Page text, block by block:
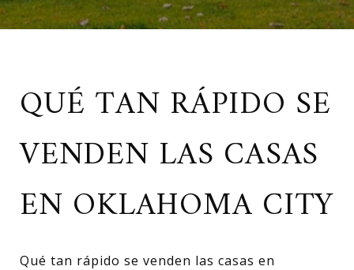
QUÉ TAN RÁPIDO SE
VENDEN LAS CASAS
EN OKLAHOMA CITY
Qué tan rápido se venden las casas en